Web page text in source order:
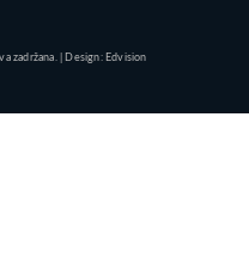
zadržana. | Design: Edvision